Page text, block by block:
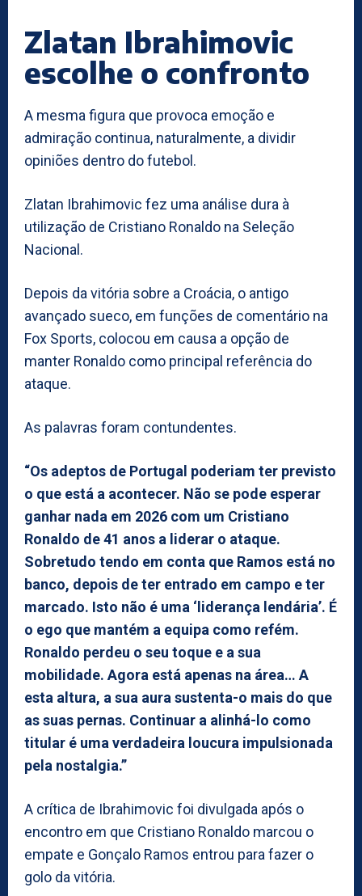
Zlatan Ibrahimovic
escolhe o confronto
A mesma figura que provoca emoção e
admiração continua, naturalmente, a dividir
opiniões dentro do futebol.
Zlatan Ibrahimovic fez uma análise dura à
utilização de Cristiano Ronaldo na Seleção
Nacional.
Depois da vitória sobre a Croácia, o antigo
avançado sueco, em funções de comentário na
Fox Sports, colocou em causa a opção de
manter Ronaldo como principal referência do
ataque.
As palavras foram contundentes.
“Os adeptos de Portugal poderiam ter previsto
o que está a acontecer. Não se pode esperar
ganhar nada em 2026 com um Cristiano
Ronaldo de 41 anos a liderar o ataque.
Sobretudo tendo em conta que Ramos está no
banco, depois de ter entrado em campo e ter
marcado. Isto não é uma ‘liderança lendária’. É
o ego que mantém a equipa como refém.
Ronaldo perdeu o seu toque e a sua
mobilidade. Agora está apenas na área… A
esta altura, a sua aura sustenta-o mais do que
as suas pernas. Continuar a alinhá-lo como
titular é uma verdadeira loucura impulsionada
pela nostalgia.”
A crítica de Ibrahimovic foi divulgada após o
encontro em que Cristiano Ronaldo marcou o
empate e Gonçalo Ramos entrou para fazer o
golo da vitória.